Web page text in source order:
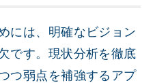
には、明確なビジョン
です。現状分析を徹底
つ弱点を補強するアプ